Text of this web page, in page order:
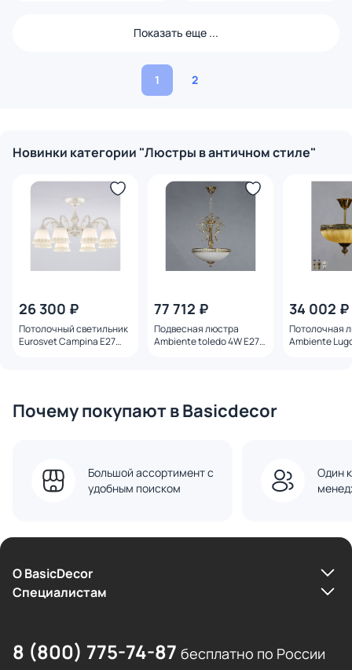
Показать еще ...
1 2
Новинки категории "Люстры в античном стиле"
26 300 ₽
Потолочный светильник
Eurosvet Campina E27
77 712 ₽
Подвесная люстра
Ambiente toledo 4W E27
34 002 ₽
Потолочная
Ambiente
Почему покупают в Basicdecor
Большой ассортимент с
удобным поиском
Один
О BasicDecor
Cпециалистам
8 (800) 775-74-87 бесплатно по России